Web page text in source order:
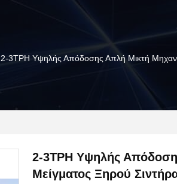
2-3TPH Υψηλής Απόδοσης Απλή Μικτή
2-3TPH Υψηλής
Μείγματος Ξηρού